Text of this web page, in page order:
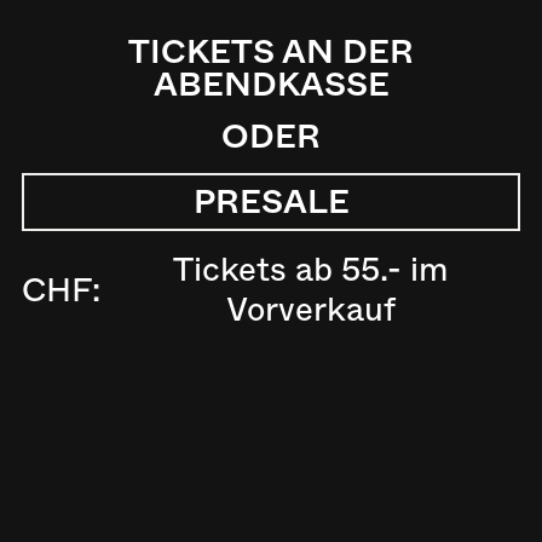
TICKETS AN DER
ABENDKASSE
ODER
PRESALE
CHF:
Tickets ab 55.- im
Vorverkauf